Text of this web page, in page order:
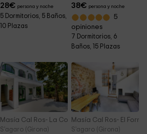
28€ persona y noche
5 Dormitorios, 5 Baños,
10 Plazas
38€ persona y noche
5
opiniones
7 Dormitorios, 6
Baños, 15 Plazas
Masía Cal Ros- La Cort
S'agaro (Girona)
Masía Cal Ros- El Forn
S'agaro (Girona)